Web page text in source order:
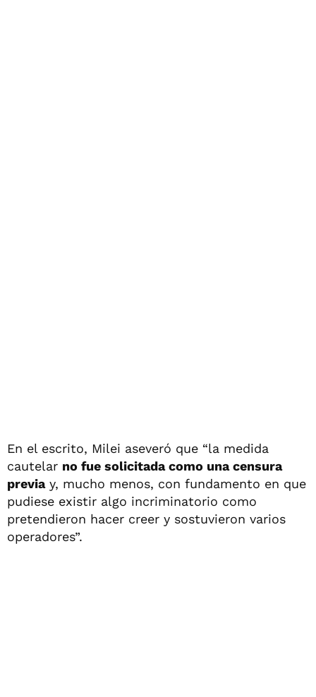
En el escrito, Milei aseveró que “la medida
cautelar no fue solicitada como una censura
previay, mucho menos, con fundamento en que
pudiese existir algo incriminatorio como
pretendieron hacer creer y sostuvieron varios
operadores”.